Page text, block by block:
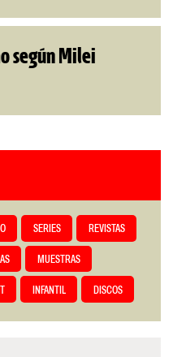
según Milei
SERIES REVISTAS
MUESTRAS
INFANTIL DISCOS